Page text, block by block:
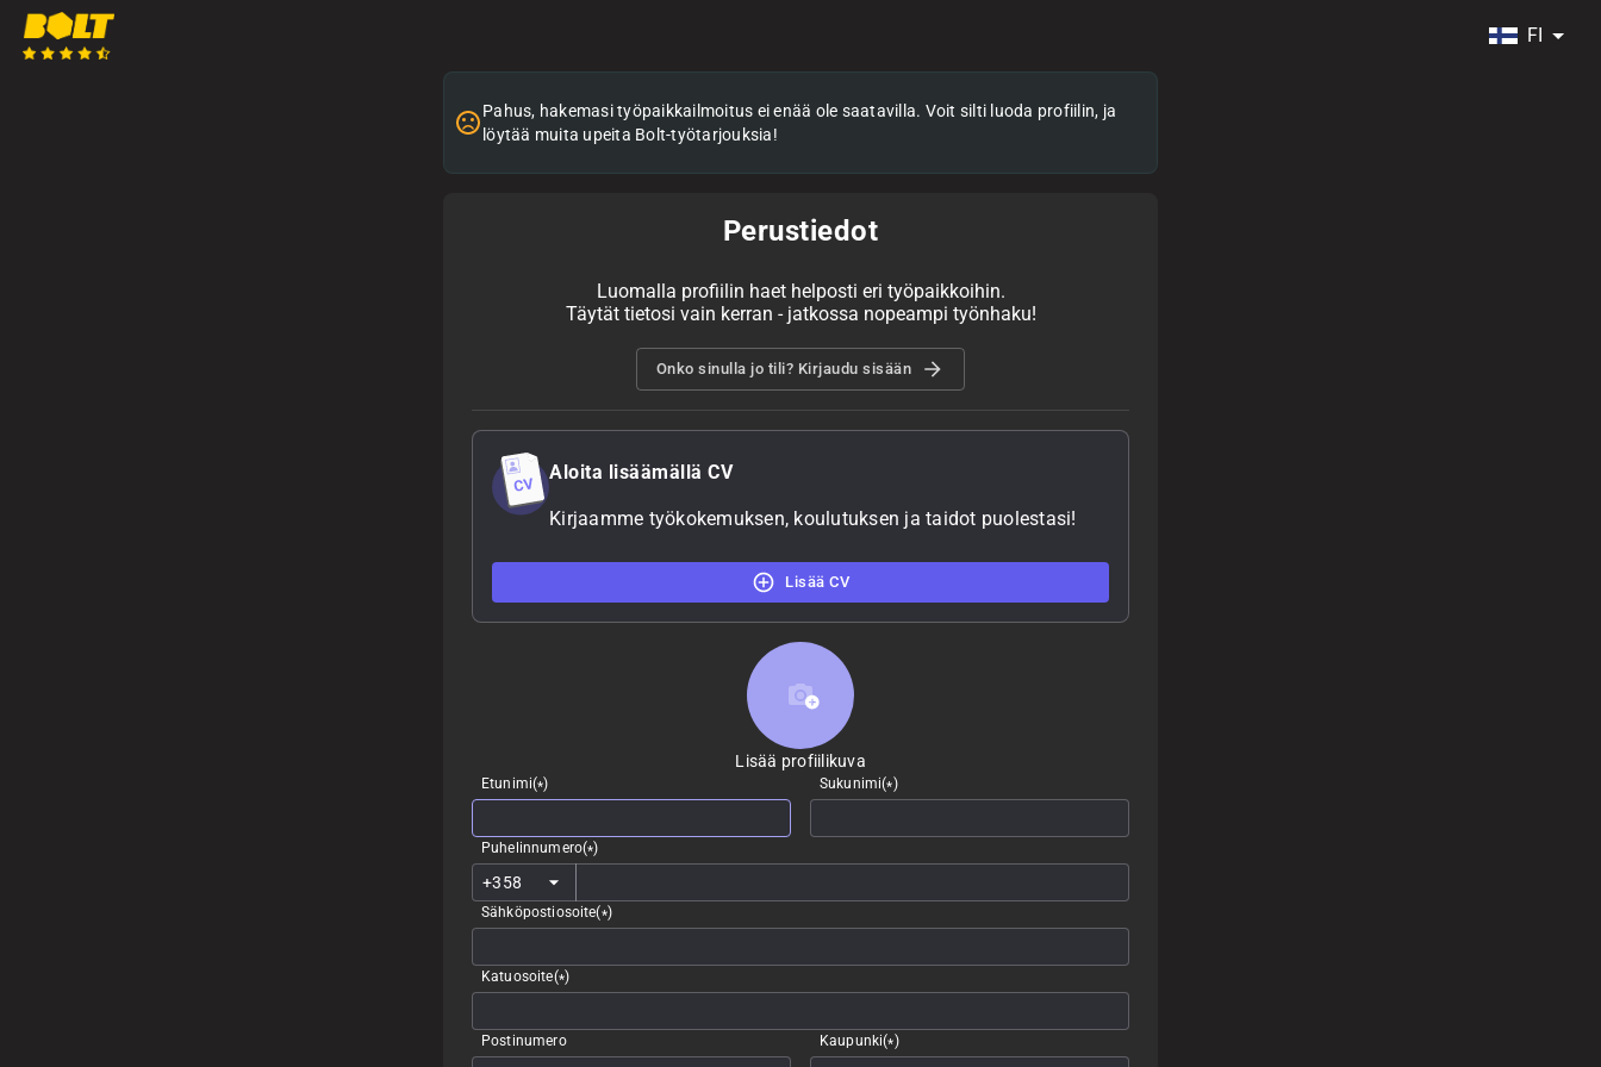
FI
Pahus, hakemasi työpaikkailmoitus ei enää ole saatavilla. Voit silti luoda profiilin, ja
löytää muita upeita Bolt-työtarjouksia!
Perustiedot
Luomalla profiilin haet helposti eri työpaikkoihin.
Täytät tietosi vain kerran - jatkossa nopeampi työnhaku!
Onko sinulla jo tili? Kirjaudu sisään
Aloita lisäämällä CV
Kirjaamme työkokemuksen, koulutuksen ja taidot puolestasi!
Lisää CV
Lisää profiilikuva
Lisää profiilikuva
Etunimi(*) Sukunimi(*)
Puhelinnumero(*)
Sähköpostiosoite(*)
Katuosoite(*)
Postinumero Kaupunki(*)